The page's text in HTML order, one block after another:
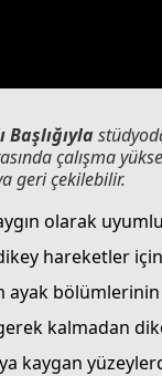
Başlığıyla
çalışma
geri çekilebilir.
olarak
hareketler
bölümlerinin
kalmadan
kaygan